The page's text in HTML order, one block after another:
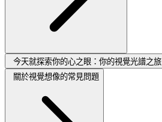
今天就探索你的心之眼：你的視覺光譜之旅
關於視覺想像的常見問題